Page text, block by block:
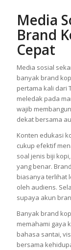
Media
Brand
Cepat
Media sosial
banyak brand
pertama kali dari
meledak pada
wajib
dekat bersama
Konten edukasi
cukup efektif
soal jenis biji
yang benar.
biasanya terlihat
oleh audiens.
supaya akun
Banyak brand
memahami gaya
bahasa santai,
bersama